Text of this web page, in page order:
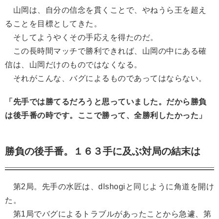
山岡は、自分の信念を貫くことで、やねうら王を超え
ることを目標としてきた。
そしてようやくその手応えを得たのだ。
この長時間マッチで勝利できれば、山岡の中にある確
信は、山岡だけのものではなくなる。
それがこんな、バグによるものであってはならない。
「先手では勝てるだろうと思っていました。だから勝負
は後手番の時です。ここで勝って、全勝利したかった」
勝負の後手番。１６３手に及ぶ対局の結末は
第2局。先手の水匠は、dlshogiと同じように角道を開け
た。
第1局でバグによるトラブルがあったことから急遽、第